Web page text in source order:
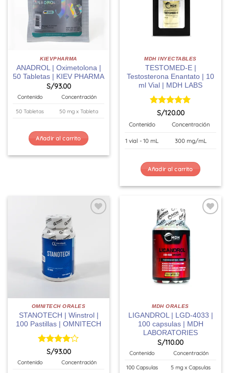
KIEVPHARMA
ANADROL | Oximetolona |
50 Tabletas | KIEV PHARMA
S/93.00
Contenido Concentración
50 Tabletas 50 mg x Tableta
Añadir al carrito
MDH INYECTABLES
TESTOMED-E |
Testosterona Enantato | 10
ml Vial | MDH LABS
Valorado
S/120.00
Contenido Concentración
1 vial - 10 mL 300 mg/mL
Añadir al carrito
OMNITECH ORALES
STANOTECH | Winstrol |
100 Pastillas | OMNITECH
Valorado
con
de
5
S/93.00
Contenido Concentración
MDH ORALES
LIGANDROL | LGD-4033 |
100 capsulas | MDH
LABORATORIES
S/110.00
Contenido Concentración
100 Capsulas 5 mg x Capsulas